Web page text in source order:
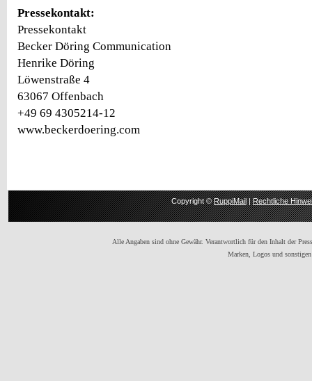
Pressekontakt:
Pressekontakt
Becker Döring Communication
Henrike Döring
Löwenstraße 4
63067 Offenbach
+49 69 4305214-12
www.beckerdoering.com
Copyright ©RuppiMail|Rechtliche
Alle Angaben sind ohne Gewähr. Verantwortlich für den Inhalt der
Marken, Logos und